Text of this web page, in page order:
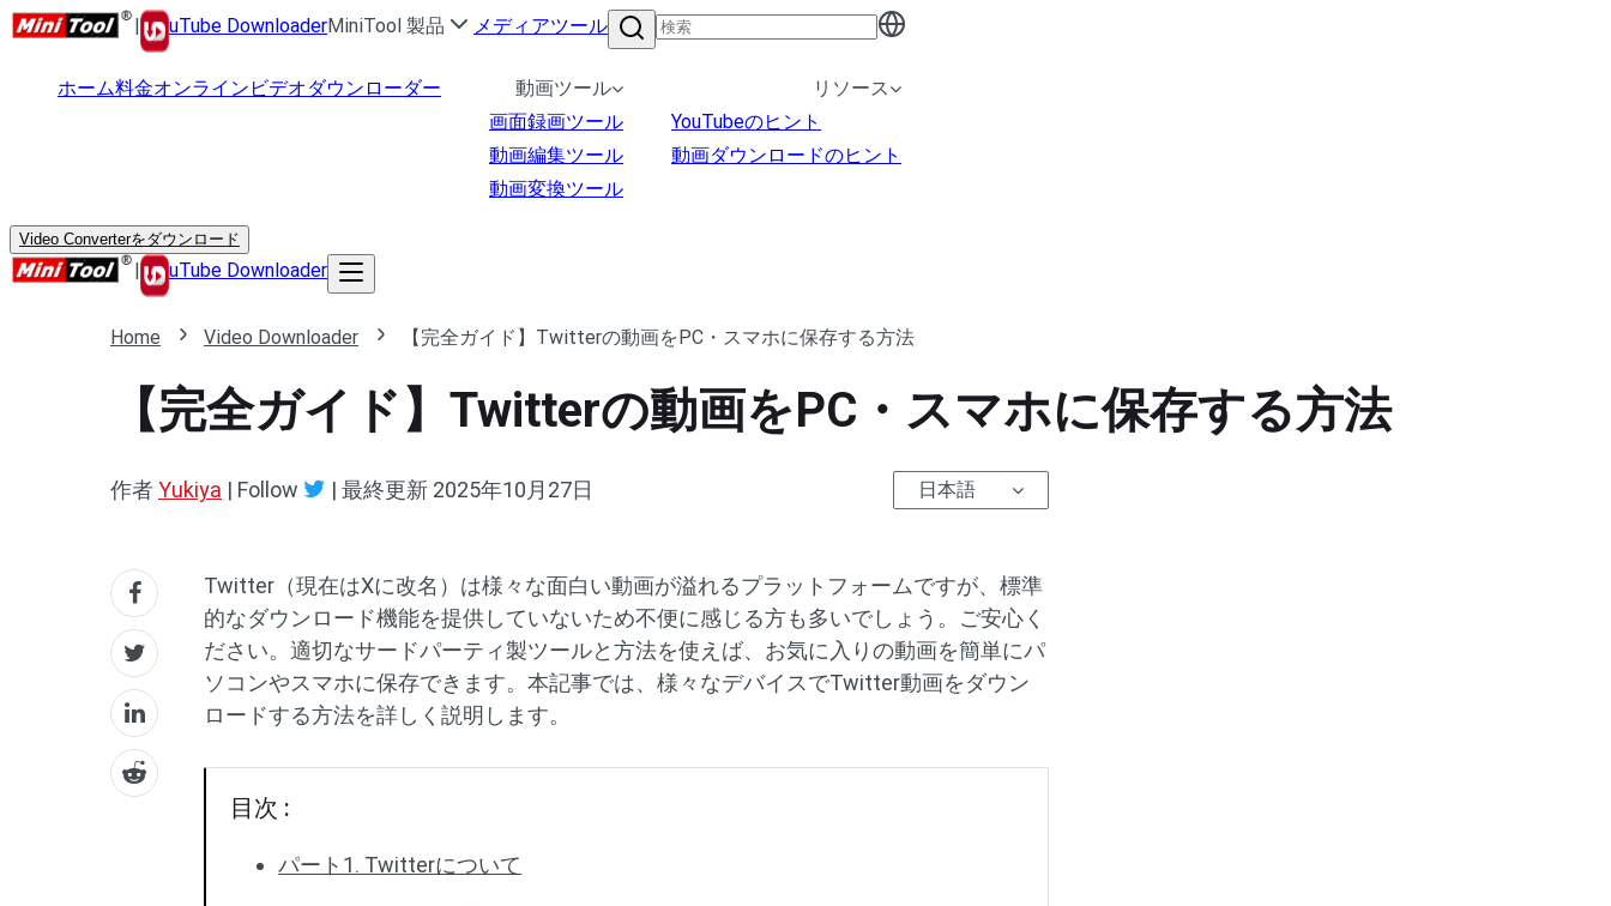
| uTube DownloaderMiniTool 製品 メディアツール
ホーム料金オンラインビデオダウンローダー
動画ツール
画面録画ツール
動画編集ツール
動画変換ツール
リソース
YouTubeのヒント
動画ダウンロードのヒント
Video Converterをダウンロード
| uTube Downloader
Home Video Downloader 【完全ガイド】Twitterの動画をPC・スマホに保存する方法
【完全ガイド】Twitterの動画をPC・スマホに保存する方法
作者Yukiya | Follow | 最終更新 2025年10月27日 日本語
Twitter（現在はXに改名）は様々な面白い動画が溢れるプラットフォームですが、標準
的なダウンロード機能を提供していないため不便に感じる方も多いでしょう。ご安心く
ださい。適切なサードパーティ製ツールと方法を使えば、お気に入りの動画を簡単にパ
ソコンやスマホに保存できます。本記事では、様々なデバイスでTwitter動画をダウン
ロードする方法を詳しく説明します。
目次 :
パート1. Twitterについて